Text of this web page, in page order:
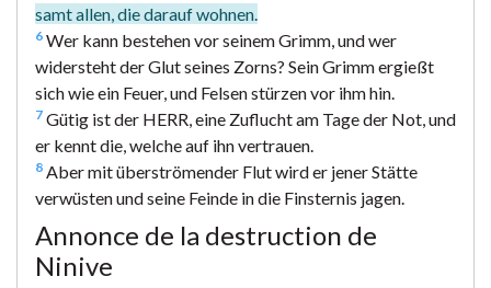
samt allen, die darauf wohnen.
6 Wer kann bestehen vor seinem Grimm, und wer
widersteht der Glut seines Zorns? Sein Grimm ergießt
sich wie ein Feuer, und Felsen stürzen vor ihm hin.
7 Gütig ist der HERR, eine Zuflucht am Tage der Not, und
er kennt die, welche auf ihn vertrauen.
8 Aber mit überströmender Flut wird er jener Stätte
verwüsten und seine Feinde in die Finsternis jagen.
Annonce de la destruction de
Ninive